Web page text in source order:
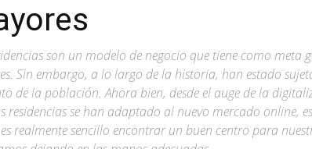
son un modelo de negocio que tiene como meta
Sin embargo, a lo largo de la historia, han estado
de la población. Ahora bien, desde el auge de la
residencias se han adaptado al nuevo mercado online,
realmente sencillo encontrar un buen centro para